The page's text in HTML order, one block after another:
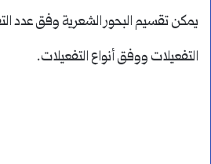
يمكن تقسيم البحور الشعرية وفق عدد
التفعيلات ووفق أنواع التفعيلات.